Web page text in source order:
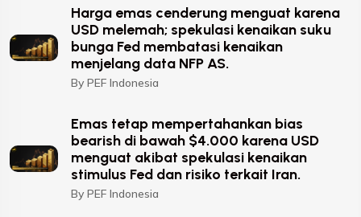
Harga emas cenderung menguat karena
USD melemah; spekulasi kenaikan suku
bunga Fed membatasi kenaikan
menjelang data NFP AS.
By PEF Indonesia
Emas tetap mempertahankan bias
bearish di bawah $4.000 karena USD
menguat akibat spekulasi kenaikan
stimulus Fed dan risiko terkait Iran.
By PEF Indonesia